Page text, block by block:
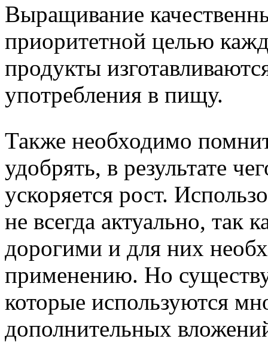
Выращивание
приоритетной целью
продукты
употребления в пищу.
Также необходимо
удобрять, в результате
ускоряется рост.
не всегда актуально,
дорогими и для них
применению. Но
которые используются
дополнительных